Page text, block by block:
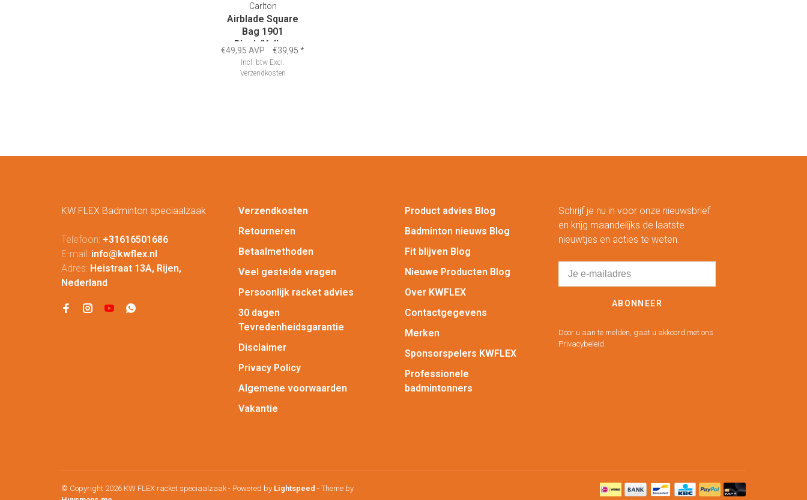
Carlton
Airblade Square
Bag 1901
Black/Yellow
€49,95 AVP €39,95 *
Incl. btw Excl.
Verzendkosten
KW FLEX Badminton speciaalzaak
Telefoon: +31616501686
E-mail: info@kwflex.nl
Adres: Heistraat 13A, Rijen,
Nederland
Verzendkosten
Retourneren
Betaalmethoden
Veel gestelde vragen
Persoonlijk racket advies
30 dagen
Tevredenheidsgarantie
Disclaimer
Privacy Policy
Algemene voorwaarden
Vakantie
Product advies Blog
Badminton nieuws Blog
Fit blijven Blog
Nieuwe Producten Blog
Over KWFLEX
Contactgegevens
Merken
Sponsorspelers KWFLEX
Professionele
badmintonners
Schrijf je nu in voor onze nieuwsbrief
en krijg maandelijks de laatste
nieuwtjes en acties te weten.
ABONNEER
Door u aan te melden, gaat u akkoord met ons
Privacybeleid.
© Copyright 2026 KW FLEX racket speciaalzaak- Powered by Lightspeed - Theme by